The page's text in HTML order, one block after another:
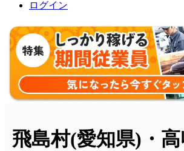
ログイン
飛島村(愛知県)・